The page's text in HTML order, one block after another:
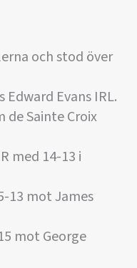
och stod över
Evans IRL.
de Sainte Croix
med 14-13 i
13 mot James
mot George